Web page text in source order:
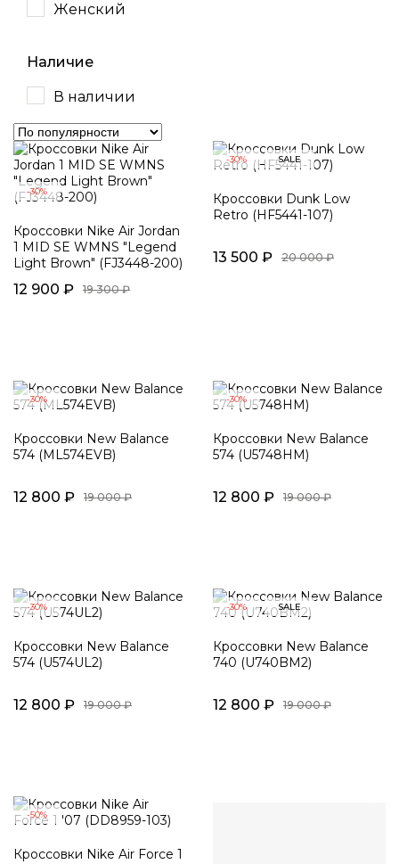
Женский
Наличие
В наличии
-30%
Кроссовки Nike Air Jordan
1 MID SE WMNS "Legend
Light Brown" (FJ3448-200)
12 900 ₽ 19 300 ₽
-30% SALE
Кроссовки Dunk Low
Retro (HF5441-107)
13 500 ₽ 20 000 ₽
-30%
Кроссовки New Balance
574 (ML574EVB)
12 800 ₽ 19 000 ₽
-30%
Кроссовки New Balance
574 (U5748HM)
12 800 ₽ 19 000 ₽
-30%
Кроссовки New Balance
574 (U574UL2)
12 800 ₽ 19 000 ₽
-30% SALE
Кроссовки New Balance
740 (U740BM2)
12 800 ₽ 19 000 ₽
-50%
Кроссовки Nike Air Force 1